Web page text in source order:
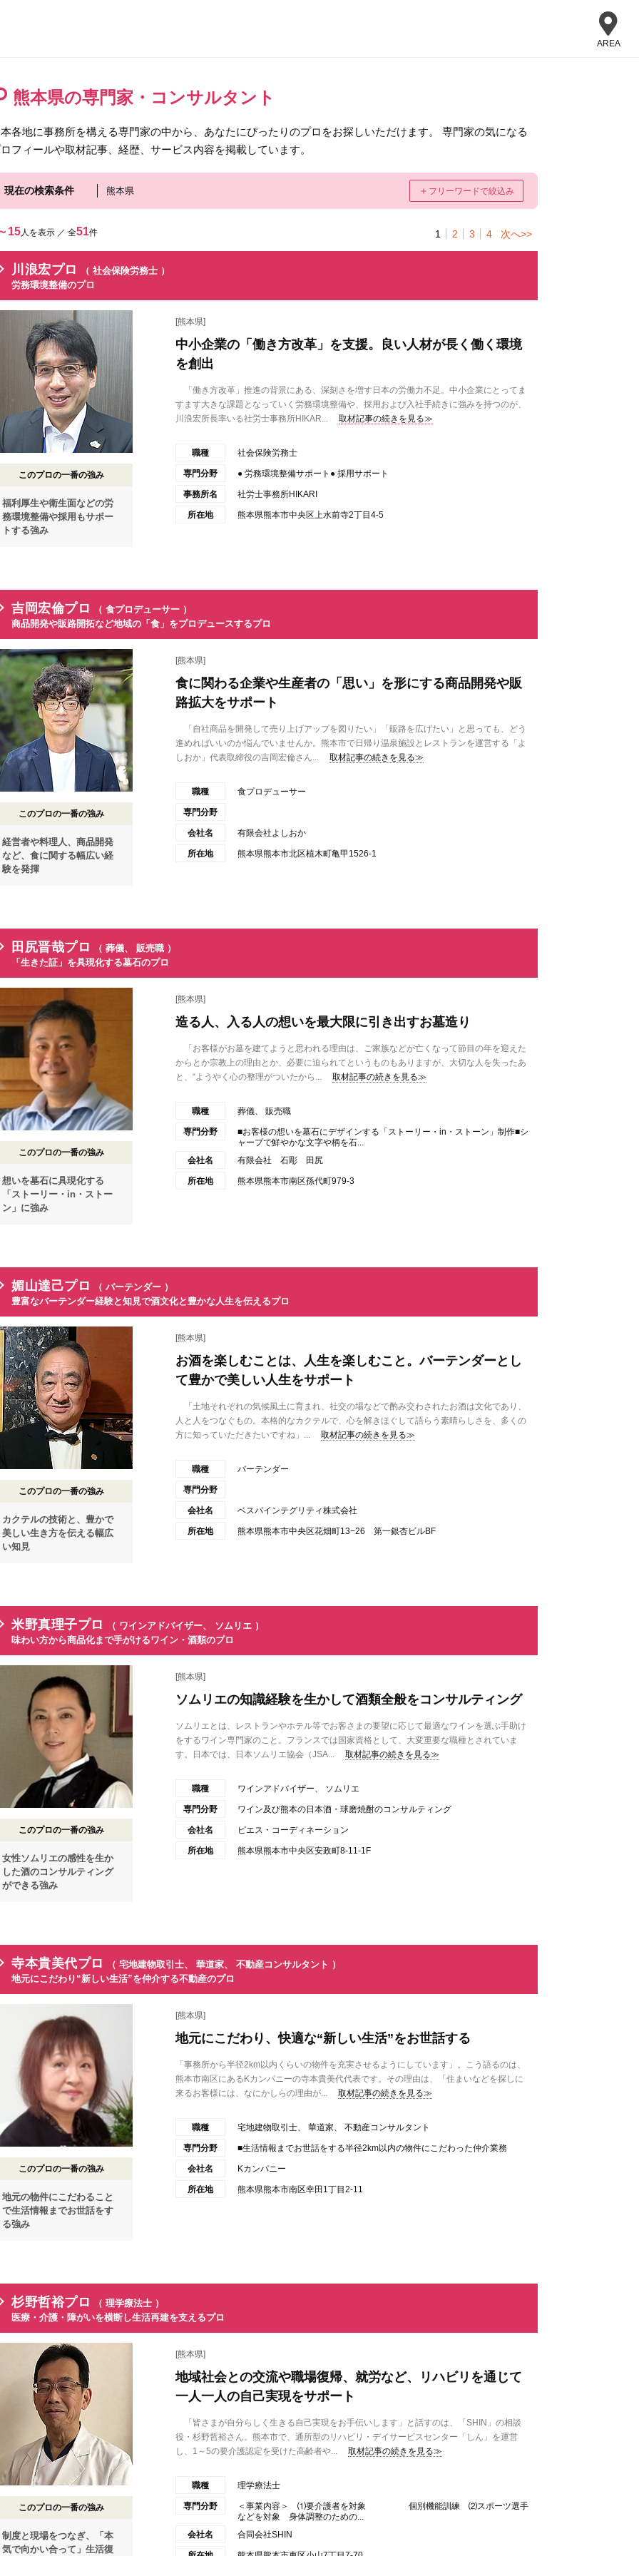
AREA
熊本県の専門家・コンサルタント
各地に事務所を構える専門家の中から、あなたにぴったりのプロをお探しいただけます。 専門家の気になる
フィールや取材記事、経歴、サービス内容を掲載しています。
現在の検索条件 熊本県 ＋ フリーワードで絞込み
15人を表示 ／ 全51件 1 2 3 4 次へ>>
川浪宏プロ
（ 社会保険労務士 ）
労務環境整備のプロ
このプロの一番の強み
福利厚生や衛生面などの労
務環境整備や採用もサポー
トする強み
[熊本県]
中小企業の「働き方改革」を支援。良い人材が長く働く環境
を創出
「働き方改革」推進の背景にある、深刻さを増す日本の労働力不足。中小企業にとってま
すます大きな課題となっていく労務環境整備や、採用および入社手続きに強みを持つのが、
川浪宏所長率いる社労士事務所HIKAR...
取材記事の続きを見る≫
職種 社会保険労務士
専門分野 ● 労務環境整備サポート● 採用サポート
事務所名 社労士事務所HIKARI
所在地 熊本県熊本市中央区上水前寺2丁目4-5
吉岡宏倫プロ
（ 食プロデューサー ）
商品開発や販路開拓など地域の「食」をプロデュースするプロ
このプロの一番の強み
経営者や料理人、商品開発
など、食に関する幅広い経
験を発揮
[熊本県]
食に関わる企業や生産者の「思い」を形にする商品開発や販
路拡大をサポート
「自社商品を開発して売り上げアップを図りたい」「販路を広げたい」と思っても、どう
進めればいいのか悩んでいませんか。熊本市で日帰り温泉施設とレストランを運営する「よ
しおか」代表取締役の吉岡宏倫さん...
取材記事の続きを見る≫
職種 食プロデューサー
専門分野
会社名 有限会社よしおか
所在地 熊本県熊本市北区植木町亀甲1526-1
田尻晋哉プロ
（ 葬儀、 販売職 ）
「生きた証」を具現化する墓石のプロ
このプロの一番の強み
想いを墓石に具現化する
「ストーリー・in・ストー
ン」に強み
[熊本県]
造る人、入る人の想いを最大限に引き出すお墓造り
「お客様がお墓を建てようと思われる理由は、ご家族などが亡くなって節目の年を迎えた
からとか宗教上の理由とか、必要に迫られてというものもありますが、大切な人を失ったあ
と、“ようやく心の整理がついたから...
取材記事の続きを見る≫
職種 葬儀、 販売職
専門分野
■お客様の想いを墓石にデザインする「ストーリー・in・ストーン」制作■シ
ャープで鮮やかな文字や柄を石...
会社名
有限会社 石彫 田尻
所在地 熊本県熊本市南区孫代町979-3
媚山達己プロ
（ バーテンダー ）
豊富なバーテンダー経験と知見で酒文化と豊かな人生を伝えるプロ
このプロの一番の強み
カクテルの技術と、豊かで
美しい生き方を伝える幅広
い知見
[熊本県]
お酒を楽しむことは、人生を楽しむこと。バーテンダーとし
て豊かで美しい人生をサポート
「土地それぞれの気候風土に育まれ、社交の場などで酌み交わされたお酒は文化であり、
人と人をつなぐもの。本格的なカクテルで、心を解きほぐして語らう素晴らしさを、多くの
方に知っていただきたいですね」...
取材記事の続きを見る≫
職種 バーテンダー
専門分野
会社名 ベスパインテグリティ株式会社
所在地 熊本県熊本市中央区花畑町13−26 第一銀杏ビルBF
米野真理子プロ
（ ワインアドバイザー、 ソムリエ ）
味わい方から商品化まで手がけるワイン・酒類のプロ
このプロの一番の強み
女性ソムリエの感性を生か
した酒のコンサルティング
ができる強み
[熊本県]
ソムリエの知識経験を生かして酒類全般をコンサルティング
ソムリエとは、レストランやホテル等でお客さまの要望に応じて最適なワインを選ぶ手助け
をするワイン専門家のこと。フランスでは国家資格として、大変重要な職種とされていま
す。日本では、日本ソムリエ協会（JSA...
取材記事の続きを見る≫
職種 ワインアドバイザー、 ソムリエ
専門分野 ワイン及び熊本の日本酒・球磨焼酎のコンサルティング
会社名 ピエス・コーディネーション
所在地 熊本県熊本市中央区安政町8-11-1F
寺本貴美代プロ
（ 宅地建物取引士、 華道家、 不動産コンサルタント ）
地元にこだわり“新しい生活”を仲介する不動産のプロ
このプロの一番の強み
地元の物件にこだわること
で生活情報までお世話をす
る強み
[熊本県]
地元にこだわり、快適な“新しい生活”をお世話する
「事務所から半径2km以内くらいの物件を充実させるようにしています」。こう語るのは、
熊本市南区にあるKカンパニーの寺本貴美代代表です。その理由は、「住まいなどを探しに
来るお客様には、なにかしらの理由が...
取材記事の続きを見る≫
職種 宅地建物取引士、 華道家、 不動産コンサルタント
専門分野 ■生活情報までお世話をする半径2km以内の物件にこだわった仲介業務
会社名 Kカンパニー
所在地 熊本県熊本市南区幸田1丁目2-11
杉野哲裕プロ
（ 理学療法士 ）
医療・介護・障がいを横断し生活再建を支えるプロ
このプロの一番の強み
制度と現場をつなぎ、「本
気で向かい合って」生活復
[熊本県]
地域社会との交流や職場復帰、就労など、リハビリを通じて
一人一人の自己実現をサポート
「皆さまが自分らしく生きる自己実現をお手伝いします」と話すのは、「SHIN」の相談
役・杉野哲裕さん。熊本市で、通所型のリハビリ・デイサービスセンター「しん」を運営
し、1～5の要介護認定を受けた高齢者や...
取材記事の続きを見る≫
職種 理学療法士
専門分野
＜事業内容＞ ⑴要介護者を対象 個別機能訓練 ⑵スポーツ選手
などを対象 身体調整のための...
会社名
合同会社SHIN